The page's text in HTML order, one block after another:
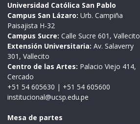
Universidad Católica San Pablo
Campus San Lázaro: Urb. Campiña
Paisajista H-32
Campus Sucre: Calle Sucre 601, Vallecito
Extensión Universitaria: Av. Salaverry
301, Vallecito
Centro de las Artes: Palacio Viejo 414,
Cercado
+51 54 605630 | +51 54 605600
institucional@ucsp.edu.pe
Mesa de partes